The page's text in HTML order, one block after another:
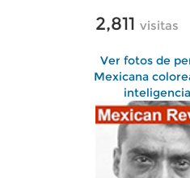
2,811 visitas
Ver fotos de
Mexicana